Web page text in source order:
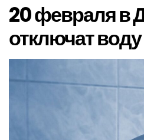
20 февраля в
отключат